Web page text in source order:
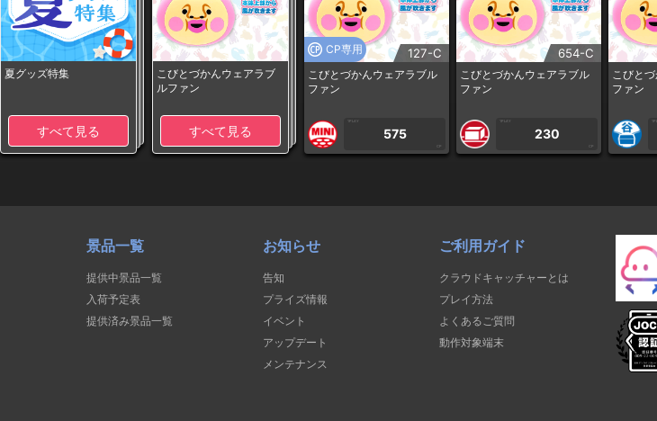
夏グッズ特集
すべて見る
こびとづかんウェアラブ
ルファン
すべて見る
CP専用 127-C
こびとづかんウェアラブル
ファン
1PLAY
575
CP
654-C
こびとづかんウェアラブル
ファン
1PLAY
230
CP
こびと
ファン
景品一覧
提供中景品一覧
入荷予定表
提供済み景品一覧
お知らせ
告知
プライズ情報
イベント
アップデート
メンテナンス
ご利用ガイド
クラウドキャッチャーとは
プレイ方法
よくあるご質問
動作対象端末